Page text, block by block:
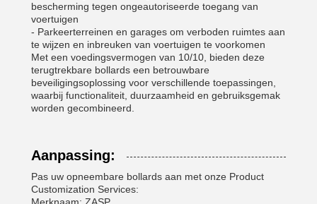
bescherming tegen ongeautoriseerde toegang van
voertuigen
- Parkeerterreinen en garages om verboden ruimtes aan
te wijzen en inbreuken van voertuigen te voorkomen
Met een voedingsvermogen van 10/10, bieden deze
terugtrekbare bollards een betrouwbare
beveiligingsoplossing voor verschillende toepassingen,
waarbij functionaliteit, duurzaamheid en gebruiksgemak
worden gecombineerd.
Aanpassing:
Pas uw opneembare bollards aan met onze Product
Customization Services: